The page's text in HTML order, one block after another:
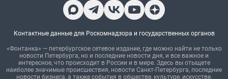
Контактные данные для Роскомнадзора и государственных органов
«Фонтанка» — петербургское сетевое издание, где можно найти не только
новости Петербурга, но и последние новости дня, и все важное и
интересное, что происходит в России и в мире. Здесь вы отыщете
наиболее значимые происшествия, новости Санкт-Петербурга, последние
новости бизнеса, а также события в обществе, культуре, искусстве.